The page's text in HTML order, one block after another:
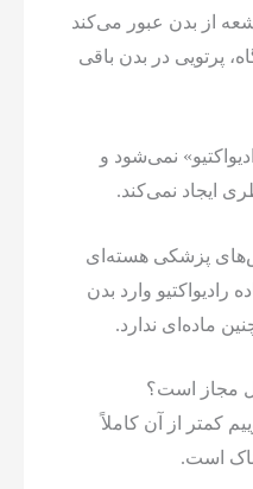
از بدن عبور می‌کند
پرتویی در بدن باقی
نمی‌شود و
ایجاد نمی‌کند.
پزشکی هسته‌ای
وارد بدن
ماده‌ای ندارد.
مجاز است؟
کمتر از آن کاملاً
است.